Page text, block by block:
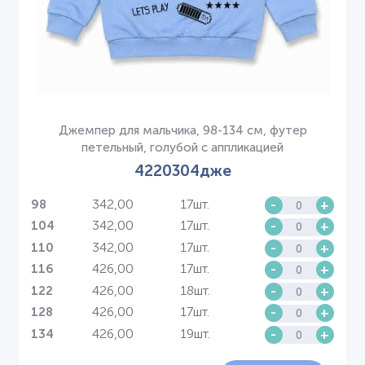
Джемпер для мальчика, 98-134 см, футер
петельный, голубой с аппликацией
4220304дже
98 342,00 17шт. - +
104 342,00 17шт. - +
110 342,00 17шт. - +
116 426,00 17шт. - +
122 426,00 18шт. - +
128 426,00 17шт. - +
134 426,00 19шт. - +